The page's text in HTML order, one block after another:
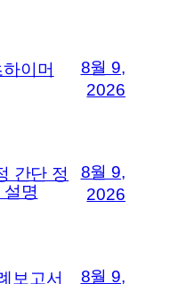
이머
8월 9,
2026
간단 정
명
8월 9,
2026
보고서
8월 9,